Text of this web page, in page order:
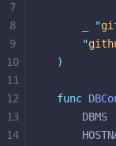
"
"
)
func
	DBMS
7
8
9
10
11
12
13
14